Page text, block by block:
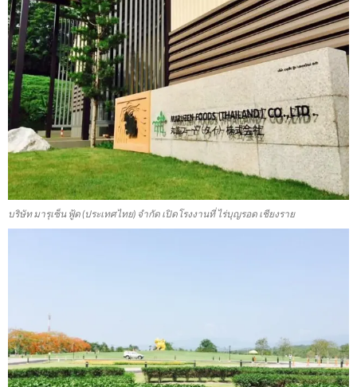
บริษัท มารุเซ็น ฟู้ด (ประเทศไทย) จำกัด เปิดโรงงานที่ ไร่บุญรอด เชียงราย